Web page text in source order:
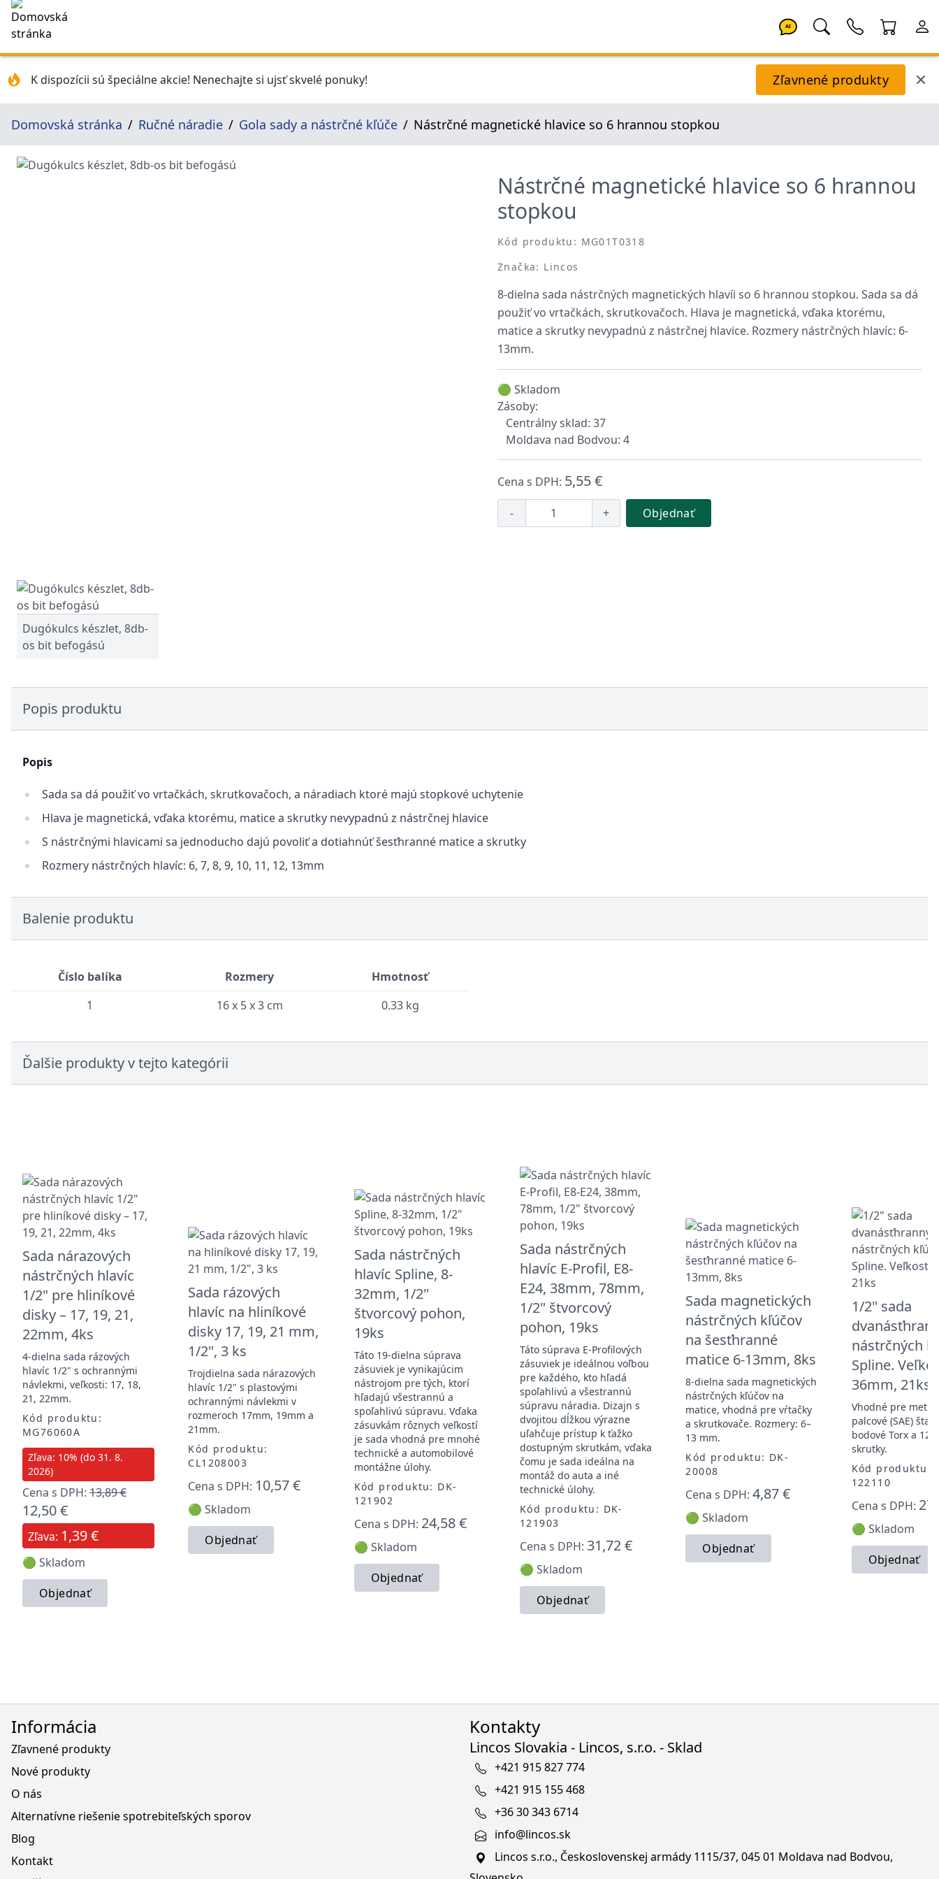
AI
K dispozícii sú špeciálne akcie! Nenechajte si ujsť skvelé ponuky! Zľavnené produkty
Domovská stránka Ručné náradie Gola sady a nástrčné kľúče Nástrčné magnetické hlavice so 6 hrannou stopkou
Nástrčné magnetické hlavice so 6 hrannou
stopkou
Kód produktu: MG01T0318
Značka: Lincos
8-dielna sada nástrčných magnetických hlavíi so 6 hrannou stopkou. Sada sa dá
použiť vo vrtačkách, skrutkovačoch. Hlava je magnetická, vďaka ktorému,
matice a skrutky nevypadnú z nástrčnej hlavice. Rozmery nástrčných hlavíc: 6-
13mm.
🟢 Skladom
Zásoby:
Centrálny sklad: 37
Moldava nad Bodvou: 4
Cena s DPH: 5,55 €
- + Objednať
Dugókulcs készlet, 8db-
os bit befogású
Popis produktu
Popis
Sada sa dá použiť vo vrtačkách, skrutkovačoch, a náradiach ktoré majú stopkové uchytenie
Hlava je magnetická, vďaka ktorému, matice a skrutky nevypadnú z nástrčnej hlavice
S nástrčnými hlavicami sa jednoducho dajú povoliť a dotiahnúť šesťhranné matice a skrutky
Rozmery nástrčných hlavíc: 6, 7, 8, 9, 10, 11, 12, 13mm
Balenie produktu
Číslo balíka Rozmery
Hmotnosť
1
16 x 5 x 3 cm 0.33 kg
Ďalšie produkty v tejto kategórii
Sada nárazových
nástrčných hlavíc
1/2" pre hliníkové
disky – 17, 19, 21,
22mm, 4ks
4-dielna sada rázových
hlavíc 1/2" s ochrannými
návlekmi, veľkosti: 17, 18,
21, 22mm.
Kód produktu:
MG76060A
Zľava: 10% (do 31. 8.
2026)
Cena s DPH: 13,89 €
12,50 €
Zľava: 1,39 €
🟢 Skladom
Objednať
Sada rázových
hlavíc na hliníkové
disky 17, 19, 21 mm,
1/2", 3 ks
Trojdielna sada nárazových
hlavíc 1/2" s plastovými
ochrannými návlekmi v
rozmeroch 17mm, 19mm a
21mm.
Kód produktu:
CL1208003
Cena s DPH: 10,57 €
🟢 Skladom
Objednať
Sada nástrčných
hlavíc Spline, 8-
32mm, 1/2"
štvorcový pohon,
19ks
Táto 19-dielna súprava
zásuviek je vynikajúcim
nástrojom pre tých, ktorí
hľadajú všestrannú a
spoľahlivú súpravu. Vďaka
zásuvkám rôznych veľkostí
je sada vhodná pre mnohé
technické a automobilové
montážne úlohy.
Kód produktu: DK-
121902
Cena s DPH: 24,58 €
🟢 Skladom
Objednať
Sada nástrčných
hlavíc E-Profil, E8-
E24, 38mm, 78mm,
1/2" štvorcový
pohon, 19ks
Táto súprava E-Profilových
zásuviek je ideálnou voľbou
pre každého, kto hľadá
spoľahlivú a všestrannú
súpravu náradia. Dizajn s
dvojitou dĺžkou výrazne
uľahčuje prístup k ťažko
dostupným skrutkám, vďaka
čomu je sada ideálna na
montáž do auta a iné
technické úlohy.
Kód produktu: DK-
121903
Cena s DPH: 31,72 €
🟢 Skladom
Objednať
Sada magnetických
nástrčných kľúčov
na šesťhranné
matice 6-13mm, 8ks
8-dielna sada magnetických
nástrčných kľúčov na
matice, vhodná pre vŕtačky
a skrutkovače. Rozmery: 6–
13 mm.
Kód produktu: DK-
20008
Cena s DPH:4,87 €
🟢 Skladom
Objednať
1/2" sada
nástrčných
Spline.
36mm, 21ks
Vhodné pre
palcové (SAE)
bodové Torx a 12-
skrutky.
Kód produktu:
122110
Cena s DPH:
🟢 Skladom
Objednať
Informácia
Zľavnené produkty
Nové produkty
O nás
Alternatívne riešenie spotrebiteľských sporov
Blog
Kontakt
Kontakty
Lincos Slovakia - Lincos, s.r.o. - Sklad
+421 915 827 774
+421 915 155 468
+36 30 343 6714
info@lincos.sk
Lincos s.r.o., Československej armády 1115/37, 045 01 Moldava nad Bodvou,